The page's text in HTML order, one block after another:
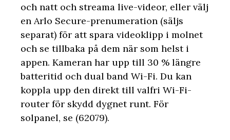
och natt och streama live-videor, eller välj
en Arlo Secure-prenumeration (säljs
separat) för att spara videoklipp i molnet
och se tillbaka på dem när som helst i
appen. Kameran har upp till 30 % längre
batteritid och dual band Wi-Fi. Du kan
koppla upp den direkt till valfri Wi-Fi-
router för skydd dygnet runt. För
solpanel, se (62079).